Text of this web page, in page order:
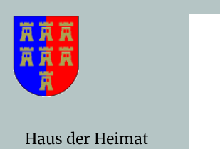
Haus der Heimat